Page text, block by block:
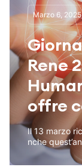
Marzo 6, 2025
Rene
offre
Il 13 marzo
nche